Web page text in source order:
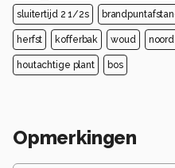
sluitertijd 2 1/2s
herfst kofferbak woud
houtachtige plant bos
Opmerkingen